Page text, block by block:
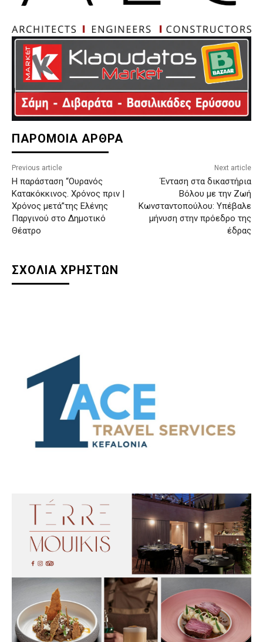
ΠΑΡΟΜΟΙΑ ΑΡΘΡΑ
Previous article
Η παράσταση “Ουρανός
Κατακόκκινος. Χρόνος πριν |
Χρόνος μετά”της Ελένης
Παργινού στο Δημοτικό
Θέατρο
Next article
Ένταση στα δικαστήρια
Βόλου με την Ζωή
Κωνσταντοπούλου: Υπέβαλε
μήνυση στην πρόεδρο της
έδρας
ΣΧΟΛΙΑ ΧΡΗΣΤΩΝ